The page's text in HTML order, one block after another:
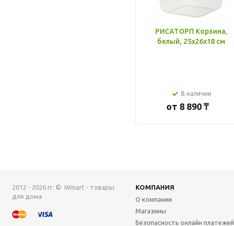
РИСАТОРП Корзина,
белый, 25x26x18 см
В наличии
от 8 890 ₸
2012 - 2026 гг. © Wmart - товары
для дома
КОМПАНИЯ
О компании
Магазины
Безопасность онлайн платежей